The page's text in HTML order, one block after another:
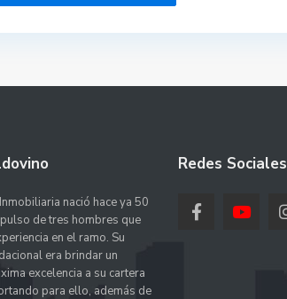
nació hace ya 50
de tres hombres que
en el ramo. Su
era brindar un
excelencia a su cartera
para ello, además de
Redes Sociales